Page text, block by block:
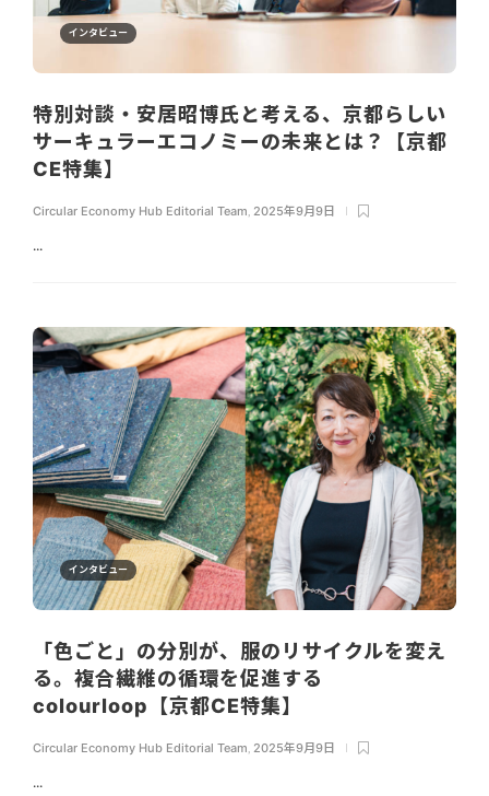
インタビュー
特別対談・安居昭博氏と考える、京都らしい
サーキュラーエコノミーの未来とは？【京都
CE特集】
Circular Economy Hub Editorial Team 2025年9月9日
...
インタビュー
「色ごと」の分別が、服のリサイクルを変え
る。複合繊維の循環を促進する
colourloop【京都CE特集】
Circular Economy Hub Editorial Team 2025年9月9日
...